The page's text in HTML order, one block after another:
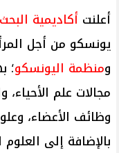
أعلنت أكاديمية
يونسكو من أجل المرأة في العلم
ومنظمة اليونسكو؛
مجالات علم الأحياء،
وظائف الأعضاء،
بالإضافة إلى العلوم